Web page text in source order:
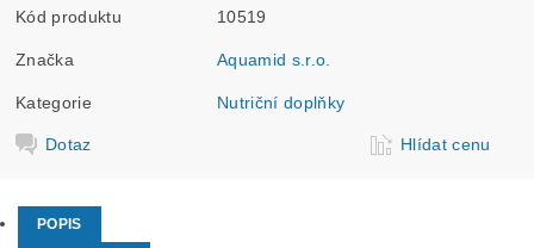
Kód produktu 10519
Značka Aquamid s.r.o.
Kategorie Nutriční doplňky
Dotaz Hlídat cenu
POPIS